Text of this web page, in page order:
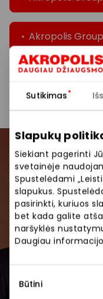
Sutikimas
Slapukų
Siekiant pagerinti
svetainėje
Spustelėdami
slapukus.
pasirinkti, kuriuos
bet kada galite
naršyklės
Daugiau
pasirinkimas
Būtini
Akropolis
Akropolis
Pirmieji
renginius ir